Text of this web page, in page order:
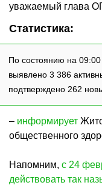
уважаемый глава
Статистика:
По состоянию на
выявлено 3 386
подтверждено 262
– информирует
общественного
Напомним, с 24
действовать так